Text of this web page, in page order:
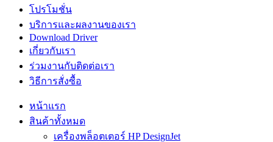
โปรโมชั่น
บริการและผลงานของเรา
Download Driver
เกี่ยวกับเรา
ร่วมงานกับติดต่อเรา
วิธีการสั่งซื้อ
หน้าแรก
สินค้าทั้งหมด
เครื่องพล็อตเตอร์ HP DesignJet